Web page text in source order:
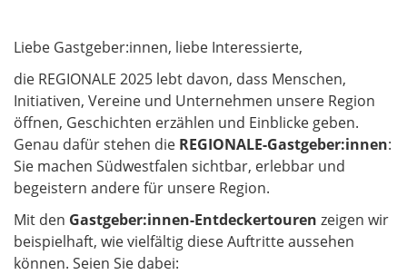
Liebe Gastgeber:innen, liebe Interessierte,
die REGIONALE 2025 lebt davon, dass Menschen,
Initiativen, Vereine und Unternehmen unsere Region
öffnen, Geschichten erzählen und Einblicke geben.
Genau dafür stehen die REGIONALE-Gastgeber:innen:
Sie machen Südwestfalen sichtbar, erlebbar und
begeistern andere für unsere Region.
Mit den Gastgeber:innen-Entdeckertouren zeigen wir
beispielhaft, wie vielfältig diese Auftritte aussehen
können. Seien Sie dabei: